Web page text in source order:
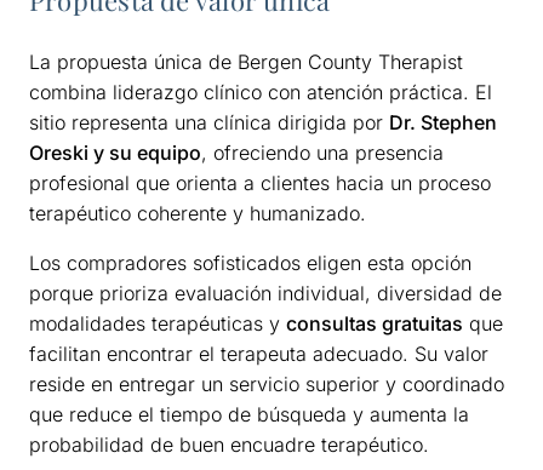
La propuesta única de Bergen County Therapist
combina liderazgo clínico con atención práctica. El
sitio representa una clínica dirigida por Dr. Stephen
Oreski y su equipo, ofreciendo una presencia
profesional que orienta a clientes hacia un proceso
terapéutico coherente y humanizado.
Los compradores sofisticados eligen esta opción
porque prioriza evaluación individual, diversidad de
modalidades terapéuticas y consultas gratuitas que
facilitan encontrar el terapeuta adecuado. Su valor
reside en entregar un servicio superior y coordinado
que reduce el tiempo de búsqueda y aumenta la
probabilidad de buen encuadre terapéutico.